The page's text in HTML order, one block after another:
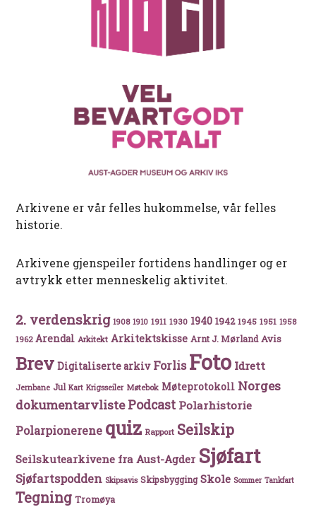
Arkivene er vår felles hukommelse, vår felles
historie.
Arkivene gjenspeiler fortidens handlinger og er
avtrykk etter menneskelig aktivitet.
2. verdenskrig 1908 1910 1911 1930 1940 1942 1945 1951 1958
1962 Arendal Arkitekt Arkitektskisse Arnt J. Mørland Avis
Brev Digitaliserte arkiv Forlis Foto Idrett
Jernbane Jul Kart Krigsseiler Møtebok Møteprotokoll Norges
dokumentarvlistePodcast Polarhistorie
Polarpionerene quiz Rapport Seilskip
Seilskutearkivene fra Aust-Agder Sjøfart
Sjøfartspodden Skipsavis Skipsbygging Skole Sommer Tankfart
Tegning Tromøya